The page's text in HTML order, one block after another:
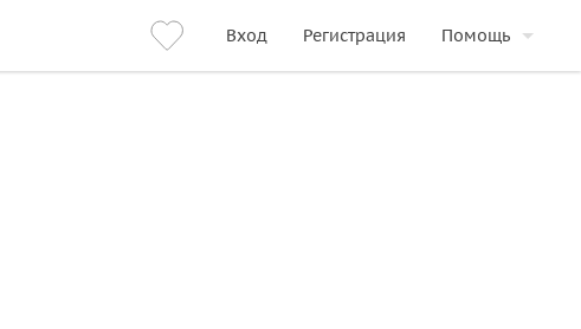
Вход Регистрация Помощь